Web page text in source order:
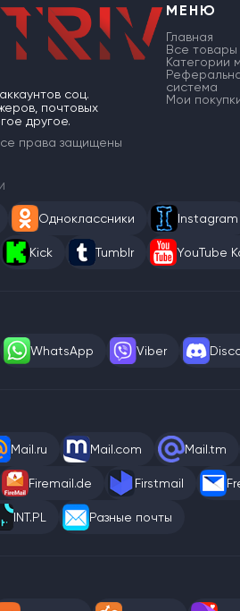
соц.
почтовых
другое.
права защищены
МЕНЮ
Главная
Все товары
Категории
система
Мои
Одноклассники Instagram
Kick Tumblr YouTube
WhatsApp Viber
Mail.ru Mail.com Mail.tm
Firemail.de Firstmail
INT.PL Разные почты